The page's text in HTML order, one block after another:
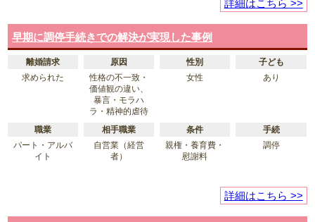
詳細はこちら >>
早期に調停手続きでの解決が実現した事例
離婚請求 原因 性別
子ども
求められた
性格の不一致・
価値観の違い、
暴言・モラハ
ラ・精神的虐待
女性 あり
職業 相手職業 条件
手続
パート・アルバ
イト
自営業（経営
者）
親権・養育費・
慰謝料
調停
詳細はこちら >>